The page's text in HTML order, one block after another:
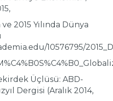
2015 Yılında Dünya
10576795/
Üçlüsü: ABD-
Dergisi (Aralık 2014,